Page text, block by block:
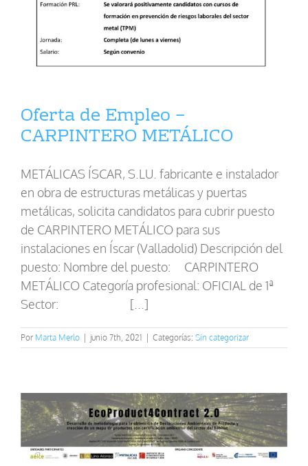
Oferta de Empleo –
CARPINTERO METÁLICO
METÁLICAS ÍSCAR, S.LU. fabricante e instalador
en obra de estructuras metálicas y puertas
metálicas, solicita candidatos para cubrir puesto
de CARPINTERO METÁLICO para sus
instalaciones en Íscar (Valladolid) Descripción del
puesto: Nombre del puesto: CARPINTERO
METÁLICO Categoría profesional: OFICIAL de 1ª
Sector: [...]
Por Marta Merlo junio 7th, 2021 Categorías: Sin categorizar